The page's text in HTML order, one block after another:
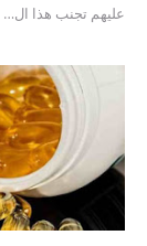
عليهم تجنب هذا ال…